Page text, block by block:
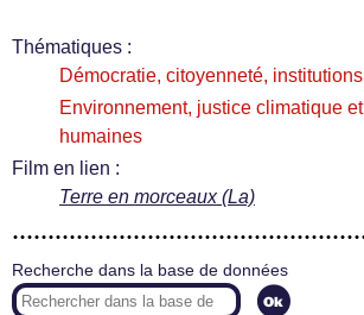
Thématiques :
Démocratie, citoyenneté, institutions
Environnement, justice climatique
humaines
Film en lien :
Terre en morceaux (La)
Recherche dans la base de données